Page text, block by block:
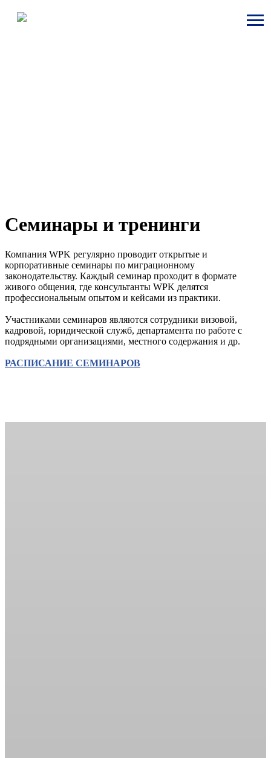
Семинары и тренинги
Компания WPK регулярно проводит открытые и
корпоративные семинары по миграционному
законодательству. Каждый семинар проходит в формате
живого общения, где консультанты WPK делятся
профессиональным опытом и кейсами из практики.
Участниками семинаров являются сотрудники визовой,
кадровой, юридической служб, департамента по работе c
подрядными организациями, местного содержания и др.
РАСПИСАНИЕ СЕМИНАРОВ